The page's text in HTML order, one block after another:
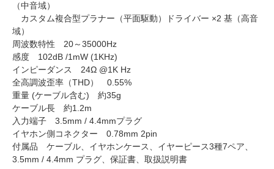
（中音域）
カスタム複合型プラナー（平面駆動）ドライバー ×2 基（高音
域）
周波数特性 20～35000Hz
感度 102dB /1mW (1KHz)
インピーダンス 24Ω @1K Hz
全高調波歪率（THD） 0.55%
重量 (ケーブル含む) 約35g
ケーブル長 約1.2m
入力端子 3.5mm / 4.4mmプラグ
イヤホン側コネクター 0.78mm 2pin
付属品 ケーブル、イヤホンケース、イヤーピース3種7ペア、
3.5mm / 4.4mm プラグ、保証書、取扱説明書